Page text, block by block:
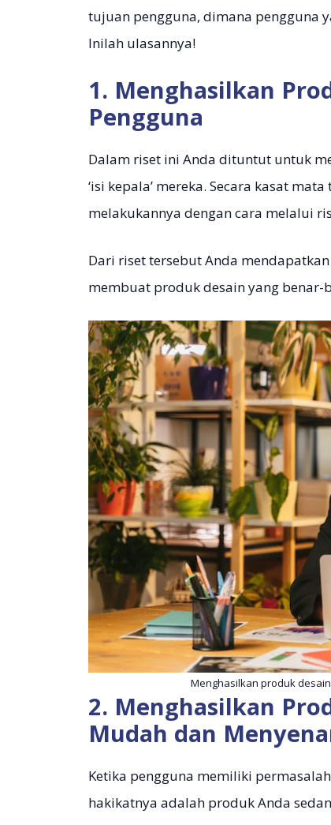
tujuan pengguna, dimana pengguna
Inilah ulasannya!
1. Menghasilkan
Pengguna
Dalam riset ini Anda dituntut untuk
‘isi kepala’ mereka. Secara kasat
melakukannya dengan cara melalui
Dari riset tersebut Anda
membuat produk desain yang benar-
Menghasilkan produk
2. Menghasilkan
Mudah dan
Ketika pengguna memiliki
hakikatnya adalah produk Anda